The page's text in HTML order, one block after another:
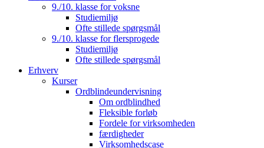
9./10. klasse for voksne
Studiemiljø
Ofte stillede spørgsmål
9./10. klasse for flersprogede
Studiemiljø
Ofte stillede spørgsmål
Erhverv
Kurser
Ordblindeundervisning
Om ordblindhed
Fleksible forløb
Fordele for virksomheden
færdigheder
Virksomhedscase